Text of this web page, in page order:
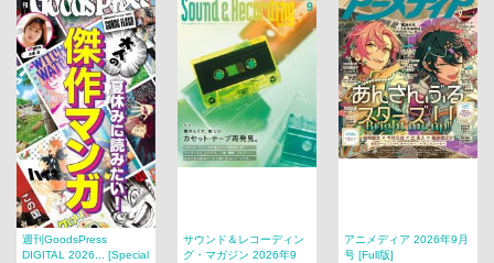
週刊GoodsPress
DIGITAL 2026... [Special
サウンド＆レコーディン
グ・マガジン 2026年9
アニメディア 2026年9月
号 [Full版]